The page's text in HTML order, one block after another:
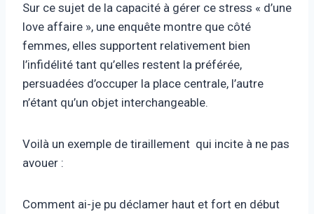
Sur ce sujet de la capacité à gérer ce stress « d’une
love affaire », une enquête montre que côté
femmes, elles supportent relativement bien
l’infidélité tant qu’elles restent la préférée,
persuadées d’occuper la place centrale, l’autre
n’étant qu’un objet interchangeable.
Voilà un exemple de tiraillement qui incite à ne pas
avouer :
Comment ai-je pu déclamer haut et fort en début